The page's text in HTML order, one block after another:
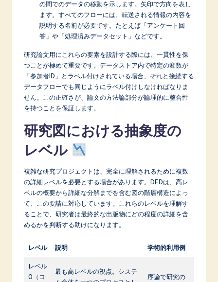
の間でのデータの移動を示します。矢印で方向を表し
ます。すべてのフローには、転送される情報の内容を
説明する名前が必要です。たとえば「アンケート回
答」や「処理済みデータセット」などです。
研究論文用にこれらの要素を設計する際には、一貫性を保
つことが極めて重要です。データストア内で特定の変数が
「参加者ID」とラベル付けされている場合、それと接続する
データフローでも同じようにラベル付けしなければなりま
せん。この正確さが、論文の方法論部分が論理的に整合性
を持つことを保証します。
研究図における抽象度の
レベル
複雑な研究プロジェクトは、完全に理解されるために複数
の詳細レベルを必要とする場合があります。DFDは、高レ
ベルの概要から詳細な分解までを含む図の階層構造によっ
て、この要請に対応しています。これらのレベルを理解す
ることで、研究者は最終的な出版物にどの程度の詳細を含
めるかを判断する助けになります。
レベル 説明 学術的利用例
レベル
0（コ
最も高レベルの視点。システ
序論で研究の